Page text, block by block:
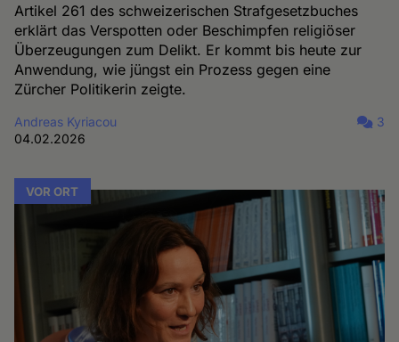
Artikel 261 des schweizerischen Strafgesetzbuches
erklärt das Verspotten oder Beschimpfen religiöser
Überzeugungen zum Delikt. Er kommt bis heute zur
Anwendung, wie jüngst ein Prozess gegen eine
Zürcher Politikerin zeigte.
Andreas Kyriacou
04.02.2026
3
VOR ORT